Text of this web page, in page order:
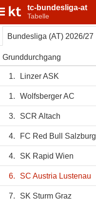
tc-bundesliga-at
Tabelle
Bundesliga (AT) 2026/27
Grunddurchgang
1. Linzer ASK
1. Wolfsberger AC
3. SCR Altach
4. FC Red Bull Salzburg
4. SK Rapid Wien
6. SC Austria Lustenau
7. SK Sturm Graz